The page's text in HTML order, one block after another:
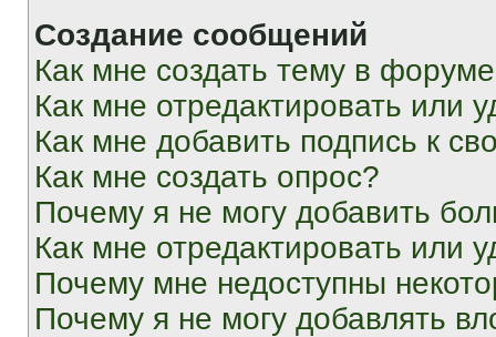
Создание сообщений
Как мне создать тему в
Как мне отредактировать или
Как мне добавить подпись к
Как мне создать опрос?
Почему я не могу добавить
Как мне отредактировать или
Почему мне недоступны
Почему я не могу добавлять